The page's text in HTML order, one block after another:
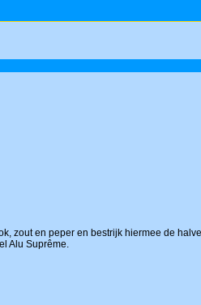
zout en peper en bestrijk hiermee de
Alu Suprême.